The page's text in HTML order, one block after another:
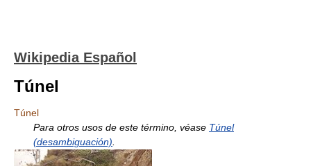
Wikipedia Español
Túnel
Túnel
Para otros usos de este término, véase Túnel
(desambiguación)